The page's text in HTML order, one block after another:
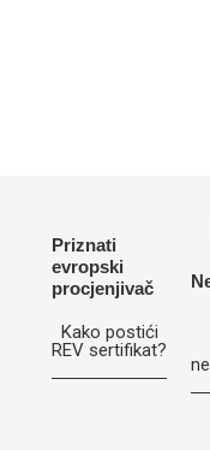
Priznati
evropski
procjenjivač
Kako postići
REV sertifikat?